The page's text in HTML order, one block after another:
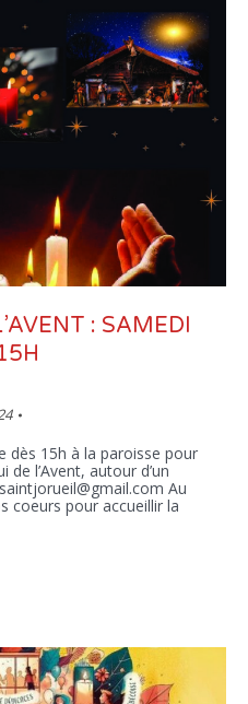
: SAMEDI
dès 15h à la paroisse pour
l’Avent, autour d’un
Au
coeurs pour accueillir la